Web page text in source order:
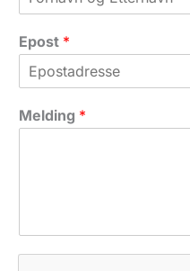
E
p
s
N
Epost *
Melding *